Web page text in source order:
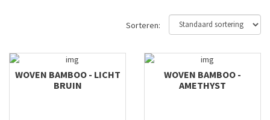
Sorteren:
WOVEN BAMBOO - LICHT
BRUIN
WOVEN BAMBOO -
AMETHYST